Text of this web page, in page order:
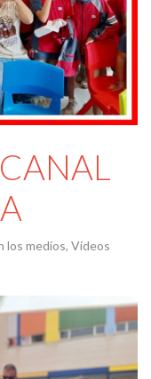
los medios, Vídeos